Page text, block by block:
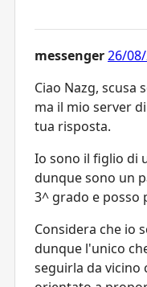
messenger26/
Ciao Nazg,
ma il mio server
tua risposta.
Io sono il figlio di
dunque sono un
3^ grado e posso
Considera che io
dunque l'unico
seguirla da vicino